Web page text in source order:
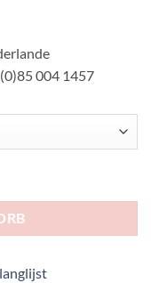
004 1457